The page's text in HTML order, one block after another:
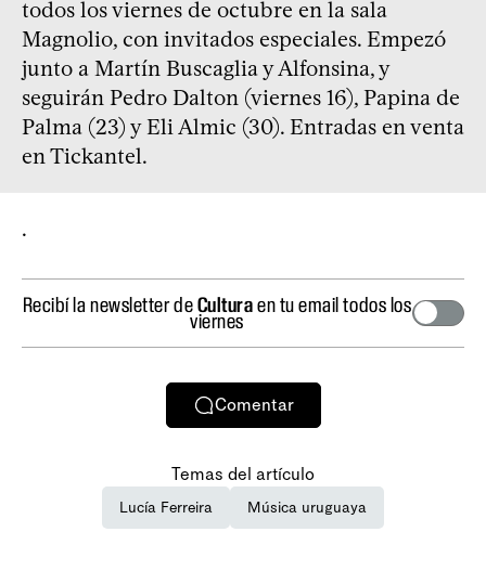
todos los viernes de octubre en la sala
Magnolio, con invitados especiales. Empezó
junto a Martín Buscaglia y Alfonsina, y
seguirán Pedro Dalton (viernes 16), Papina de
Palma (23) y Eli Almic (30). Entradas en venta
en Tickantel.
.
Recibí la newsletter deCulturaen tu email todos los
viernes
Comentar
Temas del artículo
Lucía Ferreira Música uruguaya